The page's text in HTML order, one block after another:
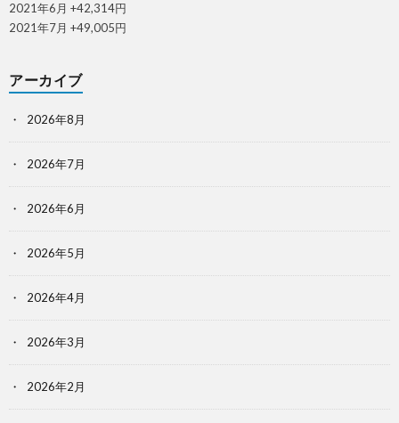
2021年6月 +42,314円
2021年7月 +49,005円
アーカイブ
2026年8月
2026年7月
2026年6月
2026年5月
2026年4月
2026年3月
2026年2月